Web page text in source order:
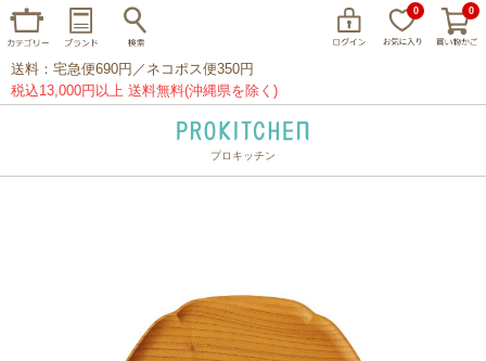
0 0
プロキッチンオリジナル 山田工業所
マリメッコ つきじ常陸屋
送料：宅急便690円／ネコポス便350円
税込13,000円以上 送料無料(沖縄県を除く)
プロキッチン